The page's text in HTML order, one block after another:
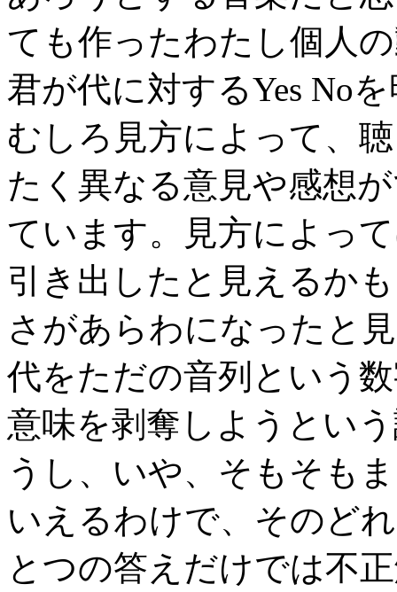
ても作ったわたし個人
君が代に対するYes No
むしろ見方によって、
たく異なる意見や感想
ています。見方によっ
引き出したと見えるか
さがあらわになったと
代をただの音列という
意味を剥奪しようとい
うし、いや、そもそも
いえるわけで、そのど
とつの答えだけでは不